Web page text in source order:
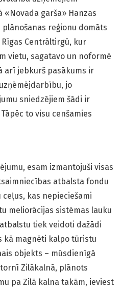
garša» Hanzas
reģionu domāts
Centrāltirgū, kur
vietu, sagatavo un noformē
arī jebkurš pasākums ir
jo
sniedzējiem šādi ir
to visu cenšamies
esam izmantojuši visas
atbalsta fondu
kas nepieciešami
meliorācijas sistēmas lauku
tiek veidoti dažādi
kā magnēti kalpo tūristu
objekts – mūsdienīgā
Zilākalnā, plānots
pa Zilā kalna takām, ieviest